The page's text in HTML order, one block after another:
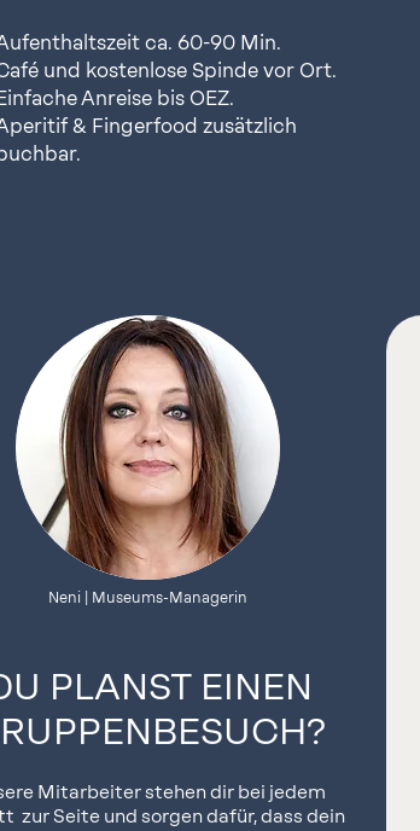
ca. 60-90 Min.
und kostenlose Spinde vor Ort.
Anreise bis OEZ.
& Fingerfood zusätzlich
Neni | Museums-Managerin
PLANST EINEN
Mitarbeiter stehen dir bei jedem
zur Seite und sorgen dafür, dass dein